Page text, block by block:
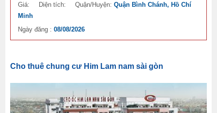
Giá: Diện tích: Quận/Huyện:Quận Bình Chánh, Hồ Chí
Minh
Ngày đăng :08/08/2026
Cho thuê chung cư Him Lam nam sài gòn